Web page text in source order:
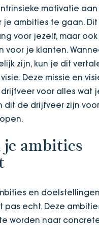
motivatie aan
je ambities te gaan. Dit
voor jezelf, maar
voor je klanten.
zijn, kun je dit
Deze missie en
voor alles wat
dit de drijfveer zijn
je ambities
en
pas echt. Deze
worden naar